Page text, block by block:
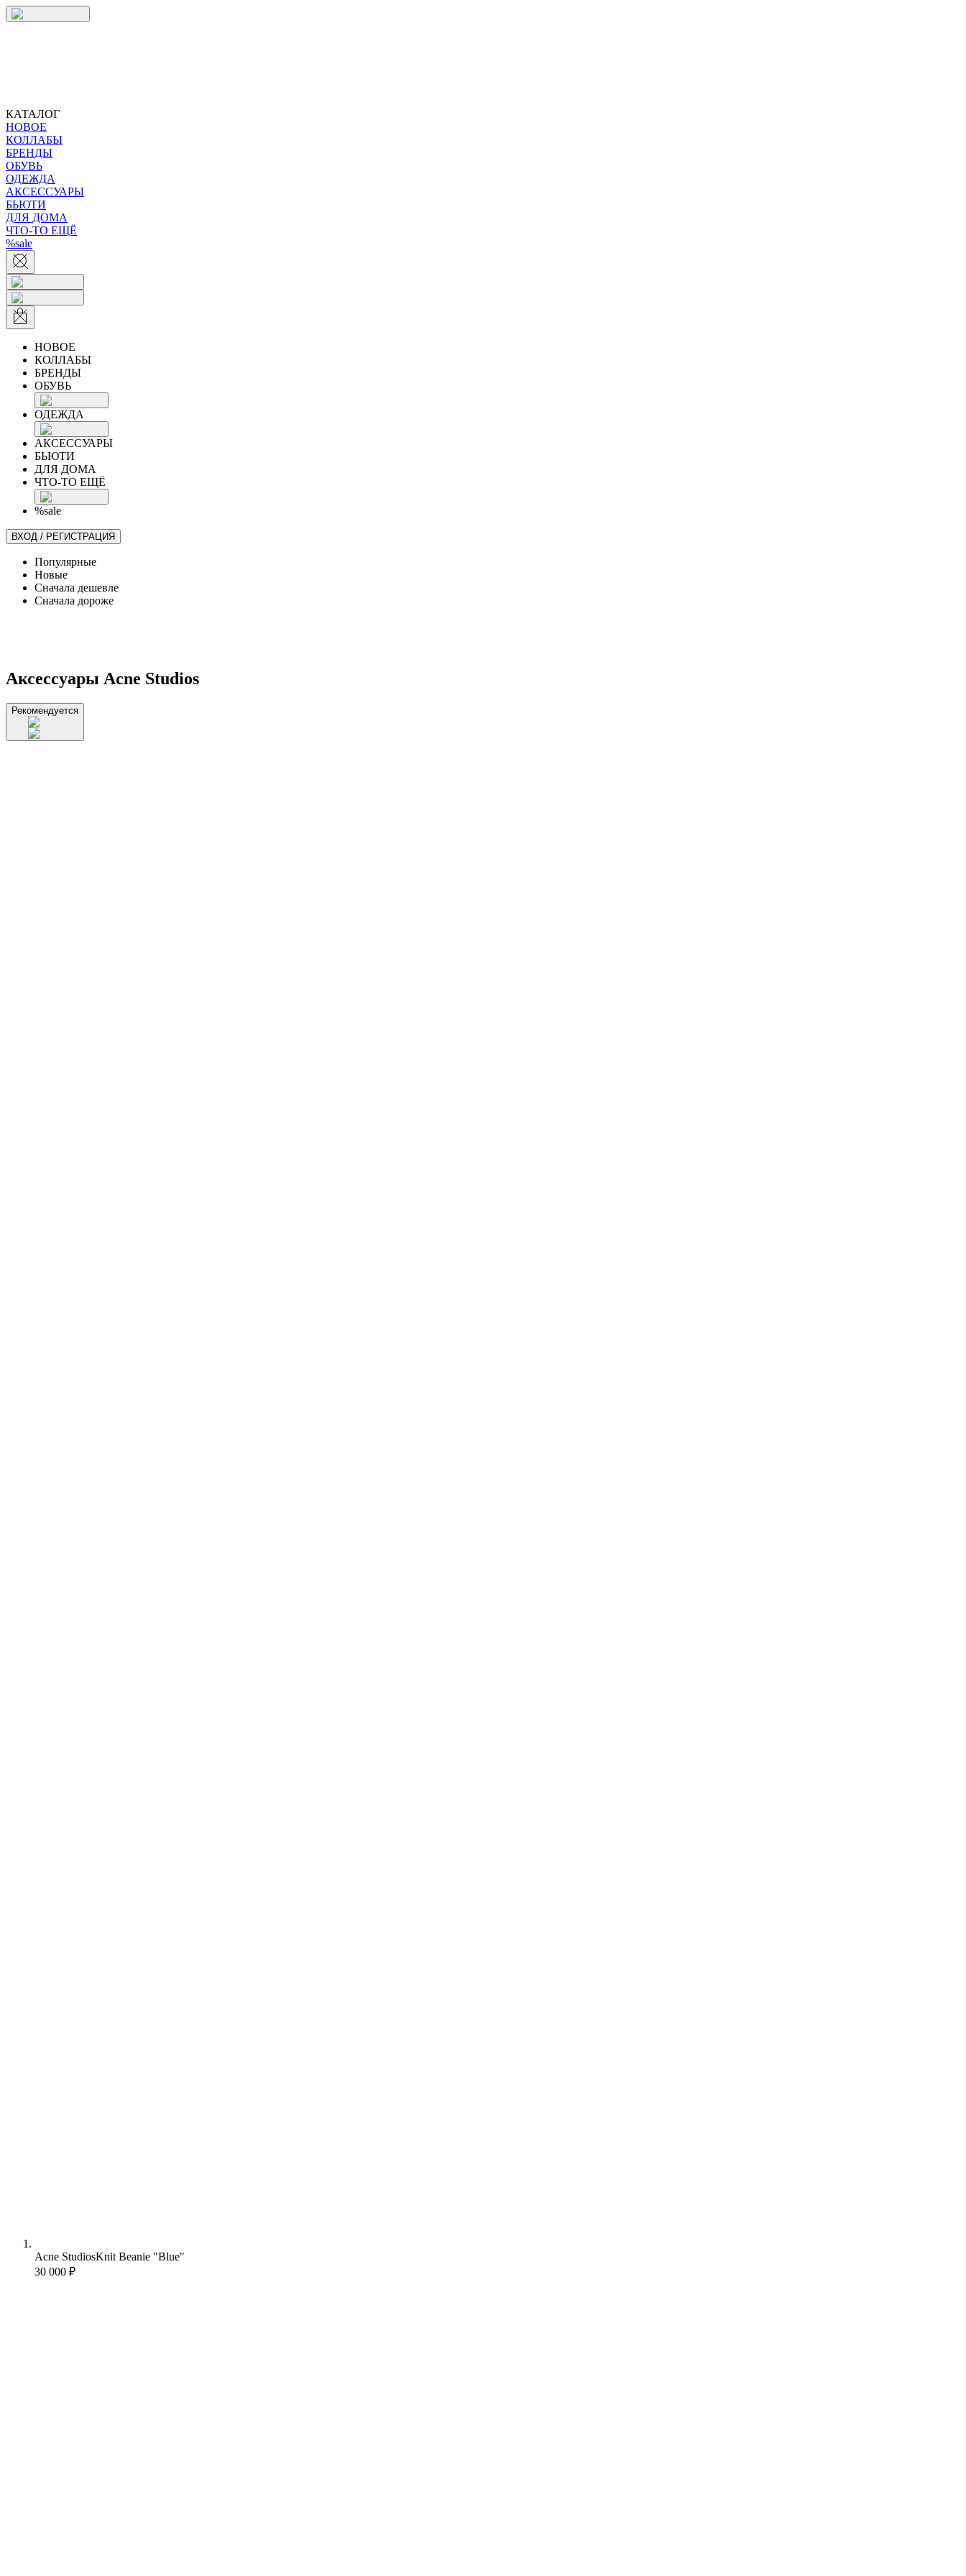
КАТАЛОГ
НОВОЕ
КОЛЛАБЫ
БРЕНДЫ
ОБУВЬ
ОДЕЖДА
АКСЕССУАРЫ
БЬЮТИ
ДЛЯ ДОМА
ЧТО-ТО ЕЩЁ
%sale
НОВОЕ
КОЛЛАБЫ
БРЕНДЫ
ОБУВЬ
ОДЕЖДА
АКСЕССУАРЫ
БЬЮТИ
ДЛЯ ДОМА
ЧТО-ТО ЕЩЁ
%sale
ВХОД / РЕГИСТРАЦИЯ
Популярные
Новые
Сначала дешевле
Сначала дороже
Аксессуары Acne Studios
Рекомендуется
Acne StudiosKnit Beanie "Blue"
30 000 ₽